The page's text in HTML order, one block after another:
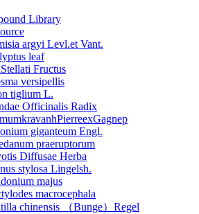
Library
argyi Levl.et Vant.
leaf
Fructus
versipellis
tiglium L.
Officinalis Radix
giganteum Engl.
praeruptorum
Diffusae Herba
stylosa Lingelsh.
majus
macrocephala
chinensis （Bunge）Regel